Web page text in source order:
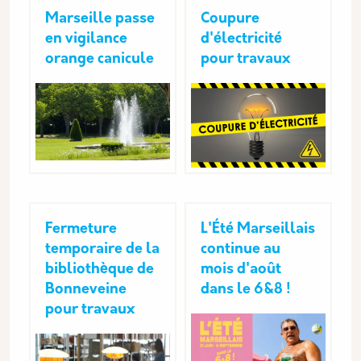
Marseille passe
en vigilance
orange canicule
Coupure
d'électricité
pour travaux
Fermeture
temporaire de la
bibliothèque de
Bonneveine
pour travaux
L'Été Marseillais
continue au
mois d'août
dans le 6&8 !